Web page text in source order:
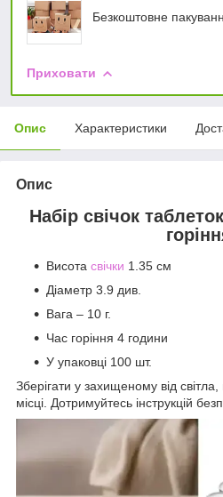
Безкоштовне
Приховати
Опис Характеристики
Опис
Набір свічок
Висота свічки 1.35 см
Діаметр 3.9 див.
Вага – 10 г.
Час горіння 4 години
У упаковці 100 шт.
Зберігати у захищеному від
місці. Дотримуйтесь інструкцій